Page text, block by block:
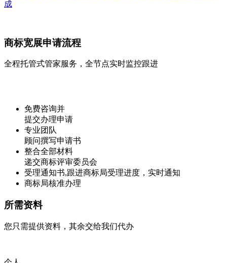
成
商标宽展申请流程
全程托管式管家服务，全节点实时监控跟进
免费咨询并
提交办理申请
专业团队
顾问撰写申请书
整合全部材料
递交商标评审委员会
受理通知书,跟进商标局受理进度，实时通知
商标局核准办理
所需资料
您只需提供资料，其余交给我们代办